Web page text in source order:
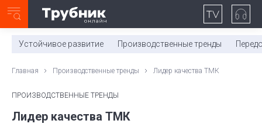
0:00/ 11:03
Устойчивое развитие Производственные тренды
Главная Производственные тренды Лидер качества ТМК
ПРОИЗВОДСТВЕННЫЕ ТРЕНДЫ
Лидер качества ТМК